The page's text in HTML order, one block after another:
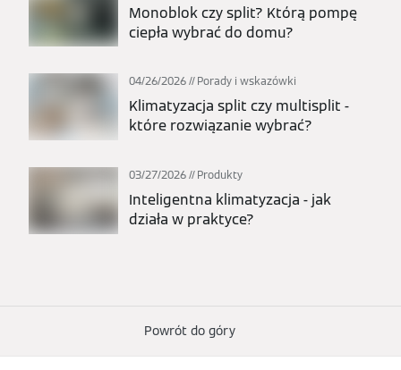
Monoblok czy split? Którą pompę
ciepła wybrać do domu?
04/26/2026 Porady i wskazówki
Klimatyzacja split czy multisplit -
które rozwiązanie wybrać?
03/27/2026 Produkty
Inteligentna klimatyzacja - jak
działa w praktyce?
Powrót do góry